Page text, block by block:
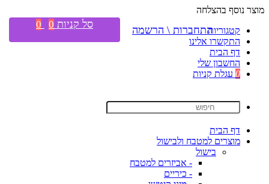
מוצר נוסף בהצלחה
קטגוריות
התקשרו אלינו
דף הבית
החשבון שלי
0 עגלת קניות
דף הבית
מוצרים למטבח ולבישול
בישול
- אביזרים למטבח
- כיריים
התחברות \ הרשמה סל קניות 0
0